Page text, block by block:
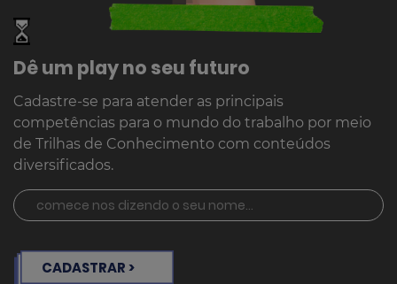
Dê um play no seu futuro
Cadastre-se para atender as principais
competências para o mundo do trabalho por meio
de Trilhas de Conhecimento com conteúdos
diversificados.
CADASTRAR >